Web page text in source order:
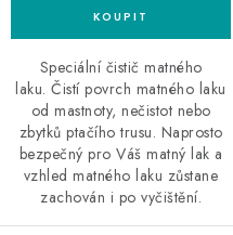
Speciální čistič matného
laku. Čistí povrch matného laku
od mastnoty, nečistot nebo
zbytků ptačího trusu. Naprosto
bezpečný pro Váš matný lak a
vzhled matného laku zůstane
zachován i po vyčištění.